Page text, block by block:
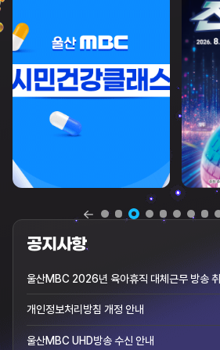
공지사항
울산MBC 2026년 육아휴직 대체근무 방송
개인정보처리방침 개정 안내
울산MBC UHD방송 수신 안내